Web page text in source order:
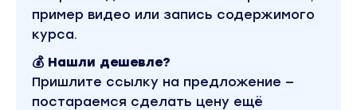
без заранее заданных рамок.
Формат тренинга
6 онлайн-сессий (12, 15, 18, 21, 24, 27 марта) в
Zoom – глубочайший процесс раскрытия
темы в прямом эфире.
пример видео или запись содержимого
курса.
💰 Нашли дешевле?
Пришлите ссылку на предложение —
постараемся сделать цену ещё